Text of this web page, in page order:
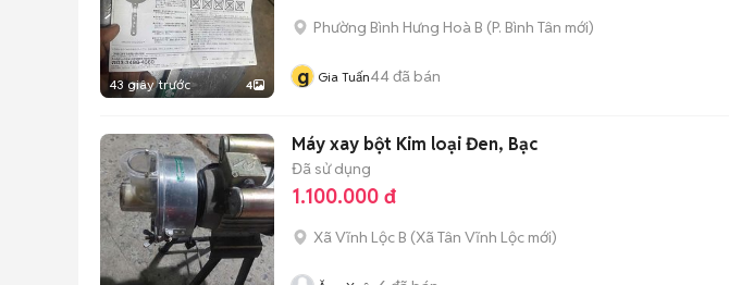
43 giây trước 4
Phường Bình Hưng Hoà B (P. Bình Tân mới)
g Gia Tuấn44đã bán
Máy xay bột Kim loại Đen, Bạc
Đã sử dụng
1.100.000 đ
Xã Vĩnh Lộc B (Xã Tân Vĩnh Lộc mới)